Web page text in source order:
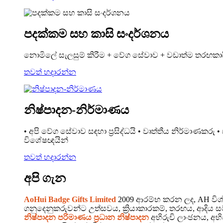
පදක්කම සහ කාසි සංදර්ශනය
නොමිලේ සැලසුම් කිරීම + වේග සේවාව + වඩාත්ම
තවත් හදාරන්න
නිෂ්පාදන-නිර්මාණය
• අපි වේග සේවාව සඳහා ප්‍රසිද්ධයි • වෘත්තීය
විශේෂඥයින්
තවත් හදාරන්න
අපි ගැන
AoHui Badge Gifts Limited 2009 ආරම්භ කරන ලද, AH
ගනුදෙනුකරුවන්ට උත්සවය, ක්‍රියාකාරකම්, තරඟය, ආදිය
නිෂ්පාදන පරිමාණය ප්‍රධාන නිෂ්පාදන අභිරුචි ලාංඡනය,